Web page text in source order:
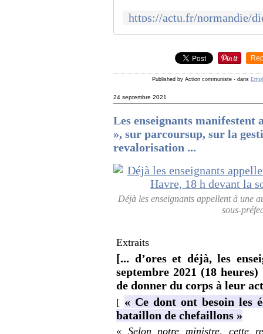
Published by Action communiste - dans
24 septembre 2021
Les enseignants manifestent
», sur parcoursup, sur la
revalorisation ...
Déjà les enseignants appellent à une
sous-
Extraits
[... d’ores et déjà, les
septembre 2021 (18
de donner du corps à leur
[ « Ce dont ont besoin les
bataillon de chefaillons »
« Selon notre ministre, cette